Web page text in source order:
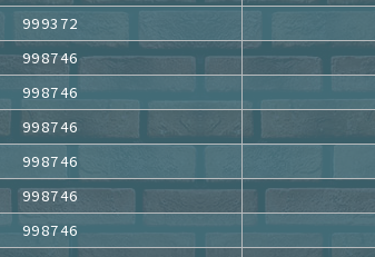
999372
998746
998746
998746
998746
998746
998746